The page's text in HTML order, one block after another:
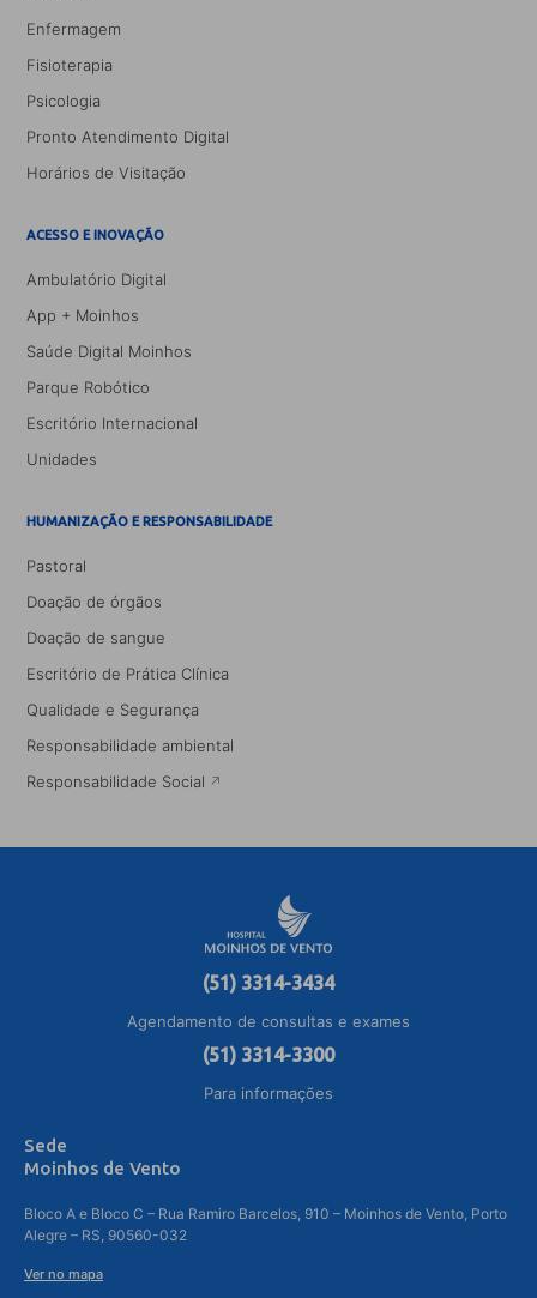
Enfermagem
Fisioterapia
Psicologia
Pronto Atendimento Digital
Horários de Visitação
ACESSO E INOVAÇÃO
Ambulatório Digital
App + Moinhos
Saúde Digital Moinhos
Parque Robótico
Escritório Internacional
Unidades
HUMANIZAÇÃO E RESPONSABILIDADE
Pastoral
Doação de órgãos
Doação de sangue
Escritório de Prática Clínica
Qualidade e Segurança
Responsabilidade ambiental
Responsabilidade Social
(51) 3314-3434
Agendamento de consultas e exames
(51) 3314-3300
Para informações
Sede
Moinhos de Vento
Bloco A e Bloco C – Rua Ramiro Barcelos, 910 – Moinhos de Vento, Porto
Alegre – RS, 90560-032
Ver no mapa